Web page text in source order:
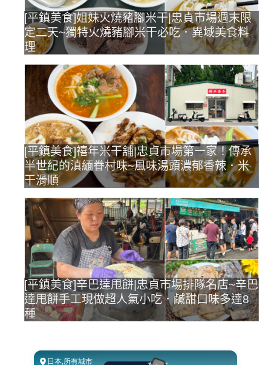
[平鎮美食]姐妹火燒豬腳米干|忠貞市場週末限
定二天~獨特火燒豬腳米干必吃．異域美食料
理
[平鎮美食]禧年米干舖|忠貞市場第一家！傳承
半世紀的滇緬眷村味~風味湯頭濃郁香辣．米
干滑順
[平鎮美食]辛巴達甩餅|忠貞市場排隊名店~辛巴
達甩餅手工現做超人氣小吃．鹹甜口味多達8
種